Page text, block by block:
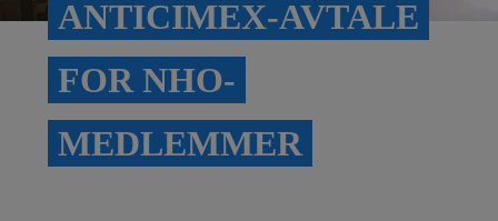
ANTICIMEX-AVTALE
FOR NHO-
MEDLEMMER